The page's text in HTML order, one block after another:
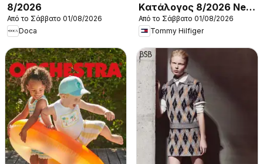
8/2026
Από το Σάββατο 01/08/2026
Doca
Kατάλογος 8/2026 New
in Women
Από το Σάββατο 01/08/2026
Tommy Hilfiger